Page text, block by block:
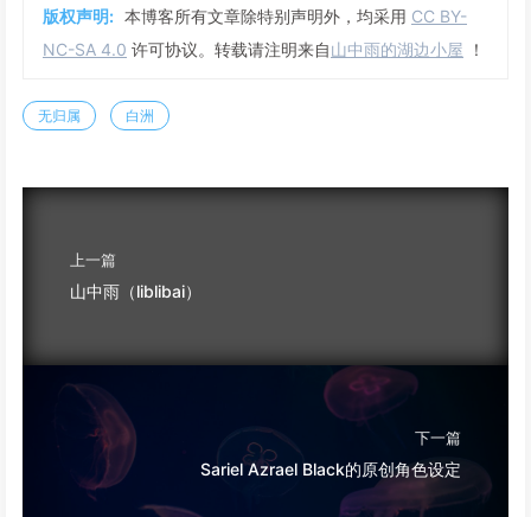
版权声明: 本博客所有文章除特别声明外，均采用 CC BY-
NC-SA 4.0 许可协议。转载请注明来自山中雨的湖边小屋 ！
无归属 白洲
上一篇
山中雨（liblibai）
下一篇
Sariel Azrael Black的原创角色设定